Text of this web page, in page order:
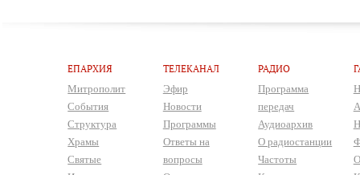
ЕПАРХИЯ
Митрополит
События
Структура
Храмы
Святые
ТЕЛЕКАНАЛ
Эфир
Новости
Программы
Ответы на
вопросы
РАДИО
Программа
передач
Аудиоархив
О радиостанции
Частоты